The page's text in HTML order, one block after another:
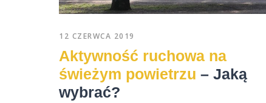
12 CZERWCA 2019
Aktywność ruchowa na
świeżym powietrzu – Jaką
wybrać?